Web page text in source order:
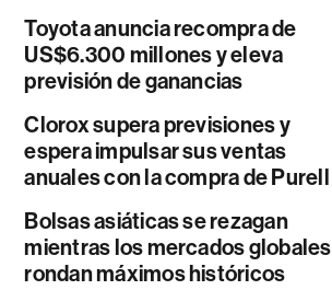
Toyota anuncia recompra de
US$6.300 millones y eleva
previsión de ganancias
Clorox supera previsiones y
espera impulsar sus ventas
anuales con la compra de Purell
Bolsas asiáticas se rezagan
mientras los mercados globales
rondan máximos históricos